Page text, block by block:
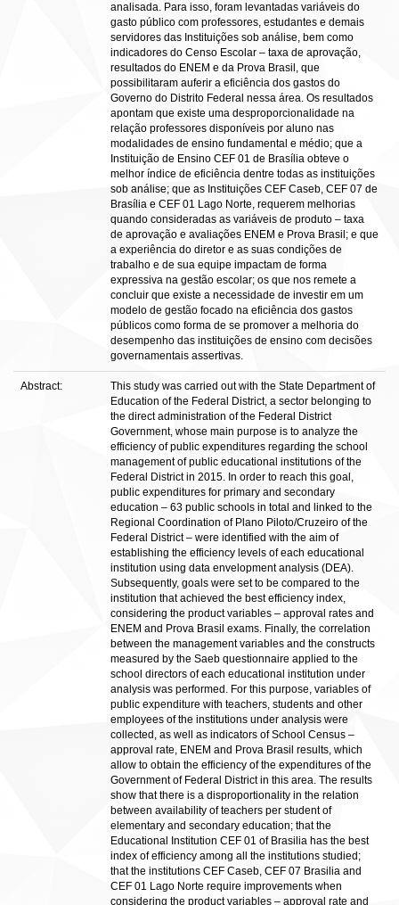
analisada. Para isso, foram levantadas variáveis do
gasto público com professores, estudantes e demais
servidores das Instituições sob análise, bem como
indicadores do Censo Escolar – taxa de aprovação,
resultados do ENEM e da Prova Brasil, que
possibilitaram auferir a eficiência dos gastos do
Governo do Distrito Federal nessa área. Os resultados
apontam que existe uma desproporcionalidade na
relação professores disponíveis por aluno nas
modalidades de ensino fundamental e médio; que a
Instituição de Ensino CEF 01 de Brasília obteve o
melhor índice de eficiência dentre todas as instituições
sob análise; que as Instituições CEF Caseb, CEF 07 de
Brasília e CEF 01 Lago Norte, requerem melhorias
quando consideradas as variáveis de produto – taxa
de aprovação e avaliações ENEM e Prova Brasil; e que
a experiência do diretor e as suas condições de
trabalho e de sua equipe impactam de forma
expressiva na gestão escolar; os que nos remete a
concluir que existe a necessidade de investir em um
modelo de gestão focado na eficiência dos gastos
públicos como forma de se promover a melhoria do
desempenho das instituições de ensino com decisões
governamentais assertivas.
Abstract:
This study was carried out with the State Department of
Education of the Federal District, a sector belonging to
the direct administration of the Federal District
Government, whose main purpose is to analyze the
efficiency of public expenditures regarding the school
management of public educational institutions of the
Federal District in 2015. In order to reach this goal,
public expenditures for primary and secondary
education – 63 public schools in total and linked to the
Regional Coordination of Plano Piloto/Cruzeiro of the
Federal District – were identified with the aim of
establishing the efficiency levels of each educational
institution using data envelopment analysis (DEA).
Subsequently, goals were set to be compared to the
institution that achieved the best efficiency index,
considering the product variables – approval rates and
ENEM and Prova Brasil exams. Finally, the correlation
between the management variables and the constructs
measured by the Saeb questionnaire applied to the
school directors of each educational institution under
analysis was performed. For this purpose, variables of
public expenditure with teachers, students and other
employees of the institutions under analysis were
collected, as well as indicators of School Census –
approval rate, ENEM and Prova Brasil results, which
allow to obtain the efficiency of the expenditures of the
Government of Federal District in this area. The results
show that there is a disproportionality in the relation
between availability of teachers per student of
elementary and secondary education; that the
Educational Institution CEF 01 of Brasilia has the best
index of efficiency among all the institutions studied;
that the institutions CEF Caseb, CEF 07 Brasilia and
CEF 01 Lago Norte require improvements when
considering the product variables – approval rate and